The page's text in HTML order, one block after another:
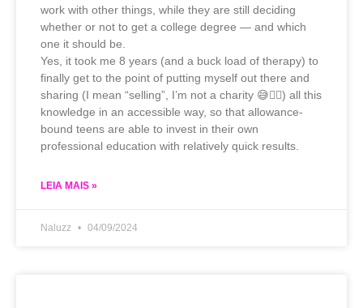
work with other things, while they are still deciding
whether or not to get a college degree — and which
one it should be.
Yes, it took me 8 years (and a buck load of therapy) to
finally get to the point of putting myself out there and
sharing (I mean “selling”, I’m not a charity 😅✌🏼) all this
knowledge in an accessible way, so that allowance-
bound teens are able to invest in their own
professional education with relatively quick results.
LEIA MAIS »
Naluzz 04/09/2024